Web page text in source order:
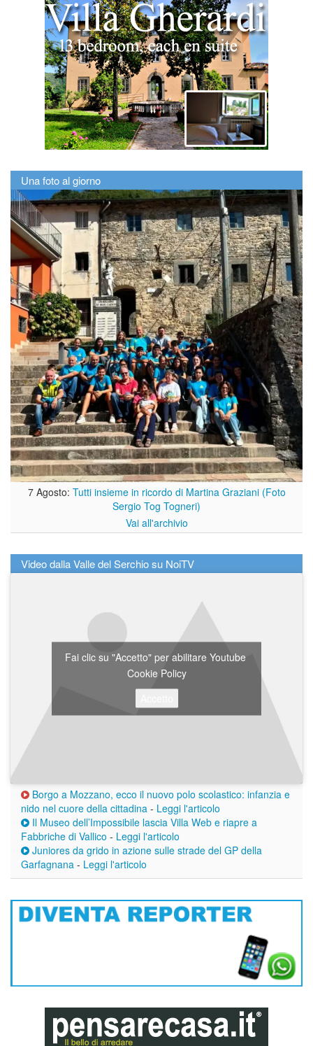
Una foto al giorno
7 Agosto: Tutti insieme in ricordo di Martina Graziani (Foto
Sergio Tog Togneri)
Vai all'archivio
Video dalla Valle del Serchio su NoiTV
Fai clic su "Accetto" per abilitare Youtube
Cookie Policy
Borgo a Mozzano, ecco il nuovo polo scolastico: infanzia e
nido nel cuore della cittadina - Leggi l'articolo
Il Museo dell’Impossibile lascia Villa Web e riapre a
Fabbriche di Vallico - Leggi l'articolo
Juniores da grido in azione sulle strade del GP della
Garfagnana - Leggi l'articolo